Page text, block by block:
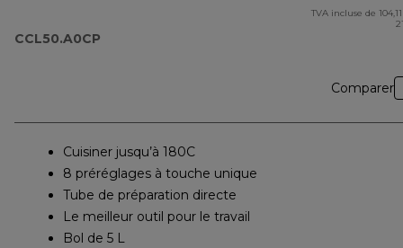
CCL50.A0CP
TVA incluse de
Comparer
Cuisiner jusqu’à 180C
8 préréglages à touche unique
Tube de préparation directe
Le meilleur outil pour le travail
Bol de 5 L